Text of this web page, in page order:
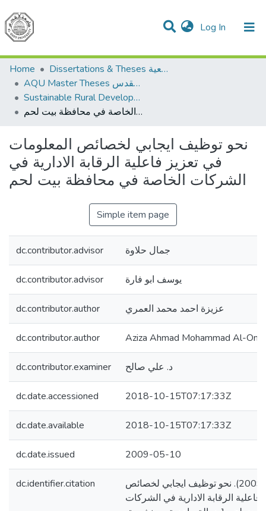
Log In (current)
Communities & Collections
All of DSpace
Home
Dissertations & Theses الرسائل الجامعية
AQU Master Theses الرسائل الجامعية الخاصة بجامعة القدس
Sustainable Rural Development التنمية الريفية المستدامة
نحو توظيف ايجابي لخصائص المعلومات في تعزيز فاعلية الرقابة الادارية في الشركات الخاصة في محافظة بيت لحم
نحو توظيف ايجابي لخصائص المعلومات
في تعزيز فاعلية الرقابة الادارية في
الشركات الخاصة في محافظة بيت لحم
Simple item page
dc.contributor.advisor جمال حلاوة
dc.contributor.advisor يوسف ابو فارة
dc.contributor.author عزيزة احمد محمد العمري
dc.contributor.author Aziza Ahmad Mohammad Al-
dc.contributor.examiner د. علي صالح
dc.date.accessioned 2018-10-15T07:17:33Z
dc.date.available 2018-10-15T07:17:33Z
dc.date.issued 2009-05-10
dc.identifier.citation
العمري، عزيزة احمد. (2009). نحو توظيف ايجابي لخصائص
الرقابة الادارية في الشركات